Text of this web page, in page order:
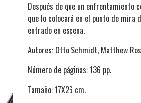
Después de que un enfrentamiento
que lo colocará en el punto de mira
entrado en escena.
Autores: Otto Schmidt, Matthew
Número de páginas: 136 pp.
Tamaño: 17X26 cm.